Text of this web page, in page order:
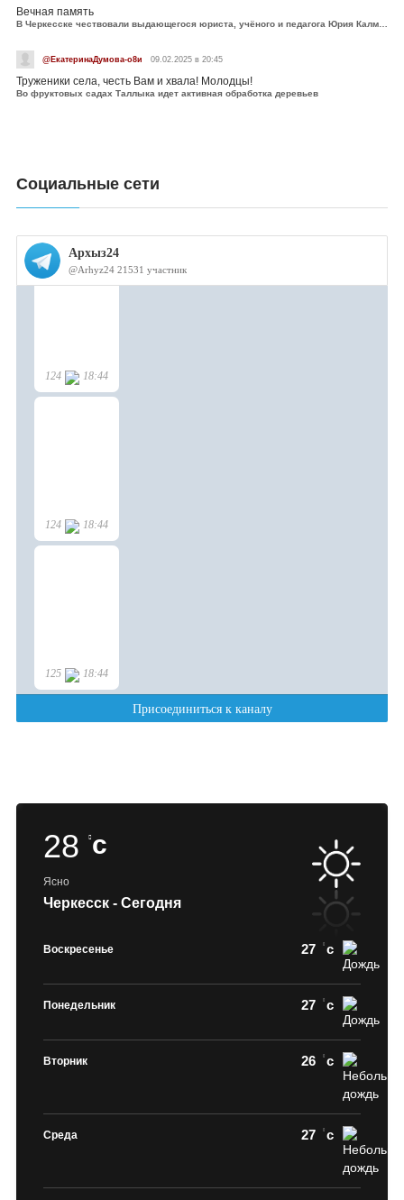
Вечная память
В Черкесске чествовали выдающегося юриста, учёного и педагога Юрия Калмыкова
@ЕкатеринаДумова-о8и 09.02.2025 в 20:45
Труженики села, честь Вам и хвала! Молодцы!
Во фруктовых садах Таллыка идет активная обработка деревьев
Социальные сети
28 c
Ясно
Черкесск - Сегодня
Воскресенье 27 c
Понедельник 27 c
Вторник 26 c
Среда 27 c